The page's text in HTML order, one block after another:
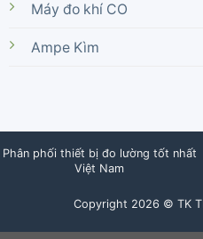
Máy đo khí CO
Ampe Kìm
Copyright 2026 © TK
Phân phối thiết bị đo lường tốt nhất
Việt Nam